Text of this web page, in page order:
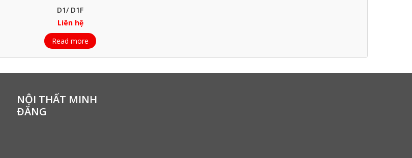
D1/ D1F
Liên hệ
Read more
NỘI THẤT MINH
ĐĂNG